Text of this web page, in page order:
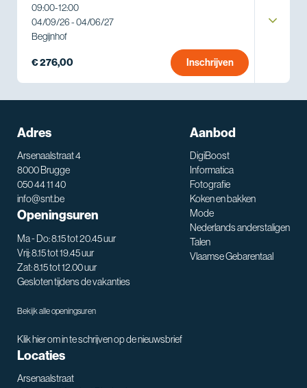
09:00-12:00
04/09/26 - 04/06/27
Begijnhof
€ 276,00 Inschrijven
Adres
Arsenaalstraat 4
8000 Brugge
050 44 11 40
info@snt.be
Openingsuren
Ma - Do: 8.15 tot 20.45 uur
Vrij: 8.15 tot 19.45 uur
Zat: 8.15 tot 12.00 uur
Gesloten tijdens de vakanties
Bekijk alle openingsuren
Klik hier om in te schrijven op de nieuwsbrief
Aanbod
DigiBoost
Informatica
Fotografie
Koken en bakken
Mode
Nederlands anderstaligen
Talen
Vlaamse Gebarentaal
Locaties
Arsenaalstraat